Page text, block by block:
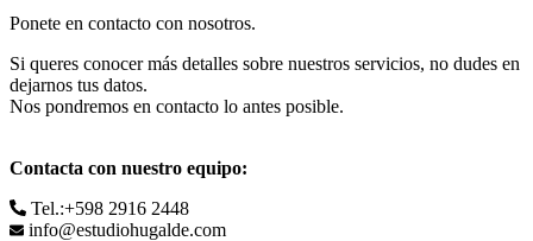
Ponete en contacto con nosotros.
Si queres conocer más detalles sobre nuestros servicios, no dudes en
dejarnos tus datos.
Nos pondremos en contacto lo antes posible.
Contacta con nuestro equipo:
Tel.:+598 2916 2448
info@estudiohugalde.com